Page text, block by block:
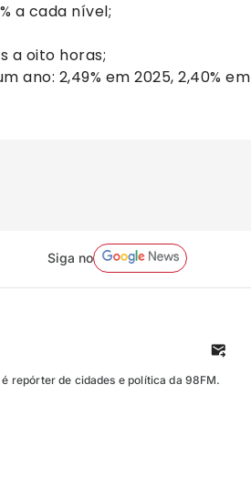
a cada nível;
a oito horas;
ano: 2,49% em 2025, 2,40% em
Siga no
repórter de cidades e política da 98FM.